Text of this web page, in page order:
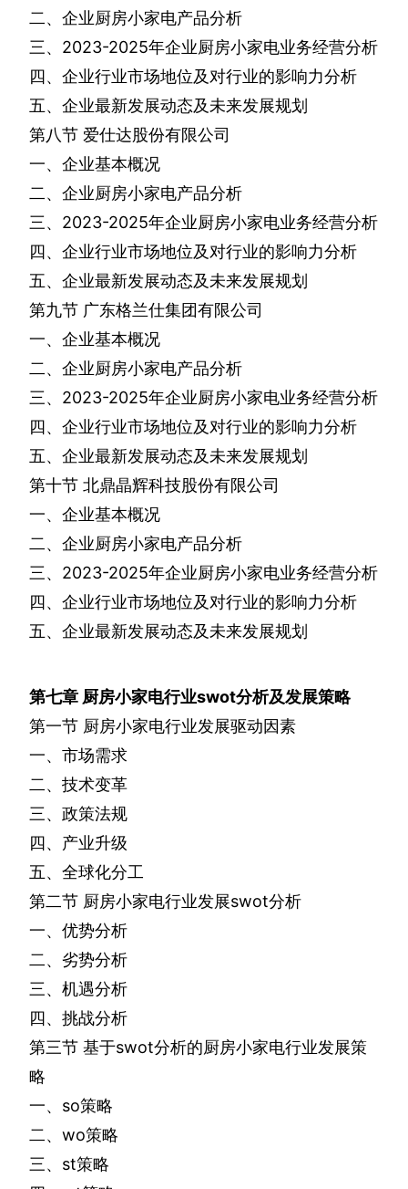
二、企业厨房小家电产品分析
三、 2023-2025年企业厨房小家电业务经营分析
四、企业行业市场地位及对行业的影响力分析
五、企业最新发展动态及未来发展规划
第八节 爱仕达股份有限公司
一、企业基本概况
二、企业厨房小家电产品分析
三、 2023-2025年企业厨房小家电业务经营分析
四、企业行业市场地位及对行业的影响力分析
五、企业最新发展动态及未来发展规划
第九节 广东格兰仕集团有限公司
一、企业基本概况
二、企业厨房小家电产品分析
三、 2023-2025年企业厨房小家电业务经营分析
四、企业行业市场地位及对行业的影响力分析
五、企业最新发展动态及未来发展规划
第十节 北鼎晶辉科技股份有限公司
一、企业基本概况
二、企业厨房小家电产品分析
三、 2023-2025年企业厨房小家电业务经营分析
四、企业行业市场地位及对行业的影响力分析
五、企业最新发展动态及未来发展规划
第七章 厨房小家电行业swot分析及发展策略
第一节 厨房小家电行业发展驱动因素
一、市场需求
二、技术变革
三、政策法规
四、产业升级
五、全球化分工
第二节 厨房小家电行业发展swot分析
一、优势分析
二、劣势分析
三、机遇分析
四、挑战分析
第三节 基于swot分析的厨房小家电行业发展策
略
一、 so策略
二、 wo策略
三、 st策略